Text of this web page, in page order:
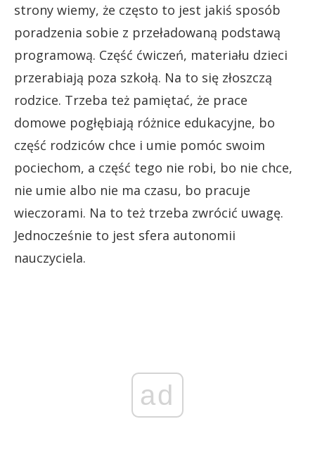
strony wiemy, że często to jest jakiś sposób
poradzenia sobie z przeładowaną podstawą
programową. Część ćwiczeń, materiału dzieci
przerabiają poza szkołą. Na to się złoszczą
rodzice. Trzeba też pamiętać, że prace
domowe pogłębiają różnice edukacyjne, bo
część rodziców chce i umie pomóc swoim
pociechom, a część tego nie robi, bo nie chce,
nie umie albo nie ma czasu, bo pracuje
wieczorami. Na to też trzeba zwrócić uwagę.
Jednocześnie to jest sfera autonomii
nauczyciela.
ad